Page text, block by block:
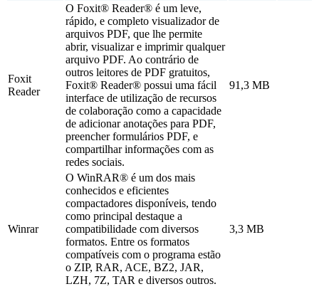
Foxit
Reader
O Foxit® Reader® é um leve,
rápido, e completo visualizador de
arquivos PDF, que lhe permite
abrir, visualizar e imprimir qualquer
arquivo PDF. Ao contrário de
outros leitores de PDF gratuitos,
Foxit® Reader® possui uma fácil
interface de utilização de recursos
de colaboração como a capacidade
de adicionar anotações para PDF,
preencher formulários PDF, e
compartilhar informações com as
redes sociais.
91,3 MB
Winrar
O WinRAR® é um dos mais
conhecidos e eficientes
compactadores disponíveis, tendo
como principal destaque a
compatibilidade com diversos
formatos. Entre os formatos
compatíveis com o programa estão
o ZIP, RAR, ACE, BZ2, JAR,
LZH, 7Z, TAR e diversos outros.
3,3 MB